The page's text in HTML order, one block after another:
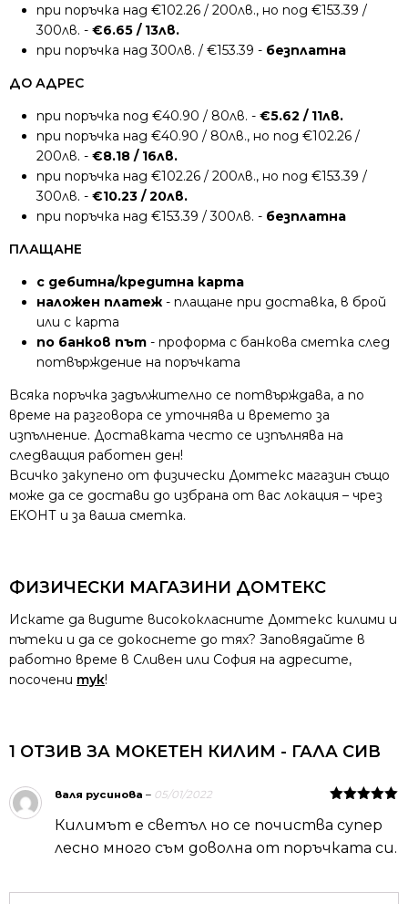
при поръчка над €102.26 / 200лв., но под €153.39 /
300лв. - €6.65 / 13лв.
при поръчка над 300лв. / €153.39 - безплатна
ДО АДРЕС
при поръчка под €40.90 / 80лв. - €5.62 / 11лв.
при поръчка над €40.90 / 80лв., но под €102.26 /
200лв. - €8.18 / 16лв.
при поръчка над €102.26 / 200лв., но под €153.39 /
300лв. - €10.23 / 20лв.
при поръчка над €153.39 / 300лв. - безплатна
ПЛАЩАНЕ
с дебитна/кредитна карта
наложен платеж - плащане при доставка, в брой
или с карта
по банков път - проформа с банкова сметка след
потвърждение на поръчката
Всяка поръчка задължително се потвърждава, а по
време на разговора се уточнява и времето за
изпълнение. Доставката често се изпълнява на
следващия работен ден!
Всичко закупено от физически Домтекс магазин също
може да се достави до избрана от вас локация – чрез
ЕКОНТ и за ваша сметка.
ФИЗИЧЕСКИ МАГАЗИНИ ДОМТЕКС
Искате да видите висококласните Домтекс килими и
пътеки и да се докоснете до тях? Заповядайте в
работно време в Сливен или София на адресите,
посочени тук!
1 ОТЗИВ ЗА МОКЕТЕН КИЛИМ - ГАЛА СИВ
5 от 5
валя русинова – 05/01/2022
Килимът е светъл но се почиства супер
лесно много съм доволна от поръчката си.